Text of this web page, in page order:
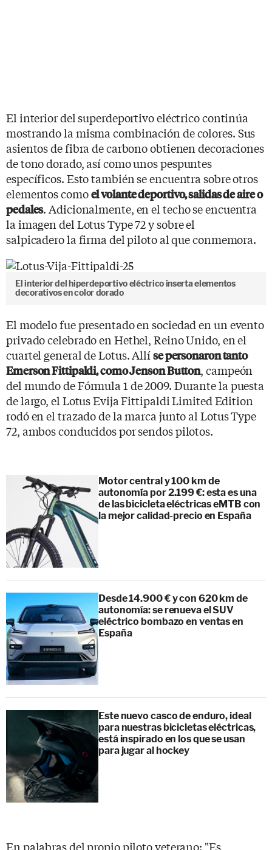
El interior del superdeportivo eléctrico continúa
mostrando la misma combinación de colores. Sus
asientos de fibra de carbono obtienen decoraciones
de tono dorado, así como unos pespuntes
específicos. Esto también se encuentra sobre otros
elementos comoel volante deportivo, salidas de aire o
pedales. Adicionalmente, en el techo se encuentra
la imagen del Lotus Type 72 y sobre el
salpicadero la firma del piloto al que conmemora.
El interior del hiperdeportivo eléctrico inserta elementos
decorativos en color dorado
El modelo fue presentado en sociedad en un evento
privado celebrado en Hethel, Reino Unido, en el
cuartel general de Lotus. Allíse personaron tanto
Emerson Fittipaldi, como Jenson Button, campeón
del mundo de Fórmula 1 de 2009. Durante la puesta
de largo, el Lotus Evija Fittipaldi Limited Edition
rodó en el trazado de la marca junto al Lotus Type
72, ambos conducidos por sendos pilotos.
Motor central y 100 km de
autonomía por 2.199 €: esta es una
de las bicicleta eléctricas eMTB con
la mejor calidad-precio en España
Desde 14.900 € y con 620 km de
autonomía: se renueva el SUV
eléctrico bombazo en ventas en
España
Este nuevo casco de enduro, ideal
para nuestras bicicletas eléctricas,
está inspirado en los que se usan
para jugar al hockey
En palabras del propio piloto veterano: "Es